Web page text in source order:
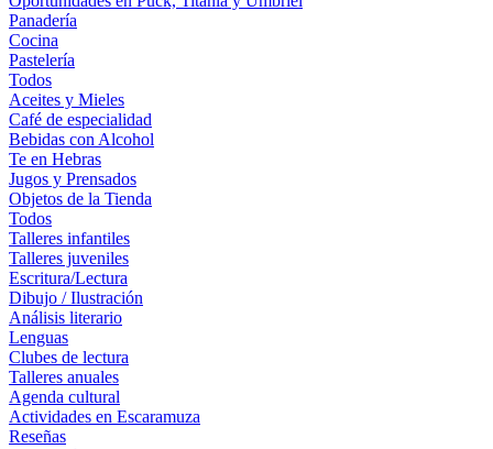
Panadería
Cocina
Pastelería
Todos
Aceites y Mieles
Café de especialidad
Bebidas con Alcohol
Te en Hebras
Jugos y Prensados
Objetos de la Tienda
Todos
Talleres infantiles
Talleres juveniles
Escritura/Lectura
Dibujo / Ilustración
Análisis literario
Lenguas
Clubes de lectura
Talleres anuales
Agenda cultural
Actividades en Escaramuza
Reseñas